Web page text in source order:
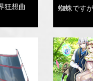
狂想曲 蜘蛛です